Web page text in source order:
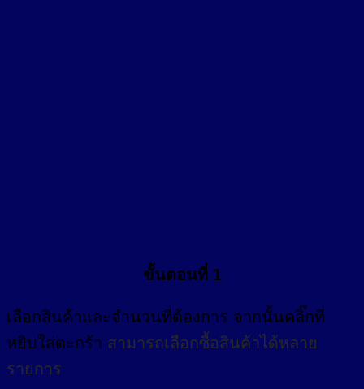
ขั้นตอนที่ 1
เลือกสินค้าและจำนวนที่ต้องการ จากนั้นคลิ๊กที่
หยิบใส่ตะกร้า สามารถเลือกซื้อสินค้าได้หลาย
รายการ